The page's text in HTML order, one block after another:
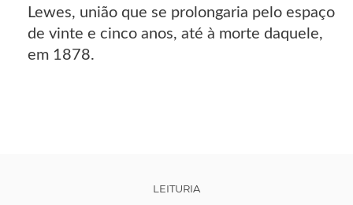
Lewes, união que se prolongaria pelo espaço
de vinte e cinco anos, até à morte daquele,
em 1878.
LEITURIA